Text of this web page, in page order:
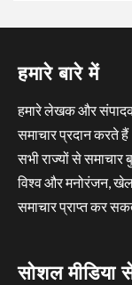
हमारे बारे में
हमारे लेखक और
समाचार प्रदान करते
सभी राज्यों से
विश्व और मनोरंजन,
समाचार प्राप्त कर
सोशल मीडिया